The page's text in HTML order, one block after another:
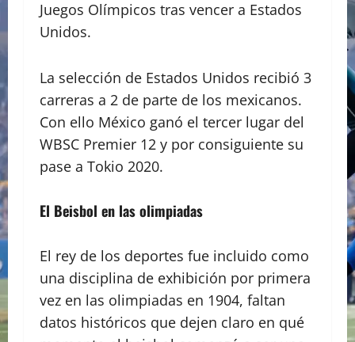
Juegos Olímpicos tras vencer a Estados
Unidos.
La selección de Estados Unidos recibió 3
carreras a 2 de parte de los mexicanos.
Con ello México ganó el tercer lugar del
WBSC Premier 12 y por consiguiente su
pase a Tokio 2020.
El Beisbol en las olimpiadas
El rey de los deportes fue incluido como
una disciplina de exhibición por primera
vez en las olimpiadas en 1904, faltan
datos históricos que dejen claro en qué